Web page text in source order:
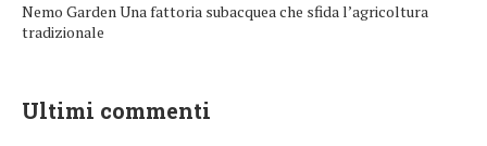
Nemo Garden Una fattoria subacquea che sfida l’agricoltura
tradizionale
Ultimi commenti